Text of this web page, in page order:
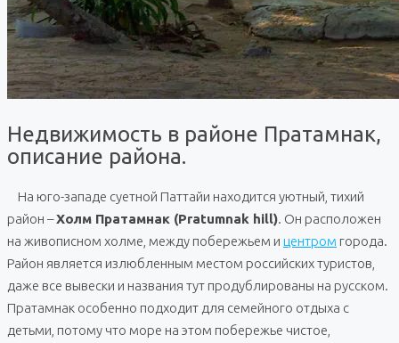
Недвижимость в районе Пратамнак,
описание района.
На юго-западе суетной Паттайи находится уютный, тихий
район –Холм Пратамнак (Pratumnak hill). Он расположен
на живописном холме, между побережьем и центром города.
Район является излюбленным местом российских туристов,
даже все вывески и названия тут продублированы на русском.
Пратамнак особенно подходит для семейного отдыха с
детьми, потому что море на этом побережье чистое,